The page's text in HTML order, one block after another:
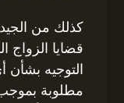
كذلك من
قضايا الزواج
التوجيه
مطلوبة